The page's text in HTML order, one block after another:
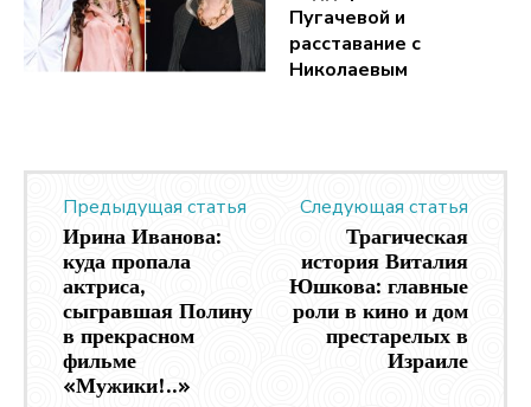
Пугачевой и
расставание с
Николаевым
Предыдущая статья
Ирина Иванова:
куда пропала
актриса,
сыгравшая Полину
в прекрасном
фильме
«Мужики!..»
Следующая статья
Трагическая
история Виталия
Юшкова: главные
роли в кино и дом
престарелых в
Израиле